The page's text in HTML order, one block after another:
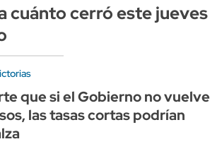
cuánto cerró este jueves
que si el Gobierno no vuelve
las tasas cortas podrían